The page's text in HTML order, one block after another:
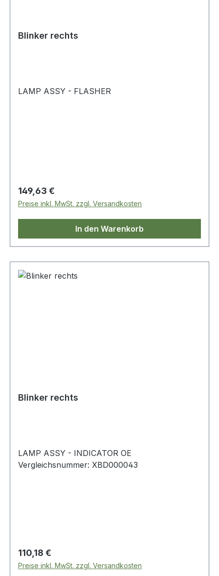
Blinker rechts
LAMP ASSY - FLASHER
Regulärer Preis:
149,63 €
Preise inkl. MwSt. zzgl. Versandkosten
In den Warenkorb
Blinker rechts
LAMP ASSY - INDICATOR OE
Vergleichsnummer: XBD000043
Regulärer Preis:
110,18 €
Preise inkl. MwSt. zzgl. Versandkosten